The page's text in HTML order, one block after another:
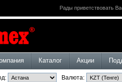
Рады приветствовать
Каталог Акции
Валюта: